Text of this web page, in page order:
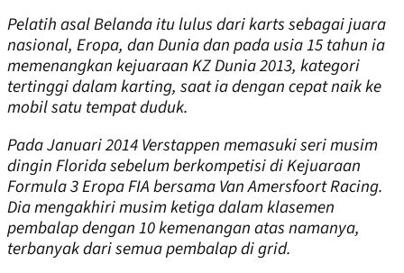
Pelatih asal Belanda itu lulus dari karts sebagai juara
nasional, Eropa, dan Dunia dan pada usia 15 tahun ia
memenangkan kejuaraan KZ Dunia 2013, kategori
tertinggi dalam karting, saat ia dengan cepat naik ke
mobil satu tempat duduk.
Pada Januari 2014 Verstappen memasuki seri musim
dingin Florida sebelum berkompetisi di Kejuaraan
Formula 3 Eropa FIA bersama Van Amersfoort Racing.
Dia mengakhiri musim ketiga dalam klasemen
pembalap dengan 10 kemenangan atas namanya,
terbanyak dari semua pembalap di grid.